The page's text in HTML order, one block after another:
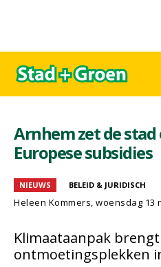
Arnhem zet de
Europese subsidies
NIEUWS BELEID & JURIDISCH
Heleen Kommers, woensdag 13
Klimaataanpak
ontmoetingsplekken